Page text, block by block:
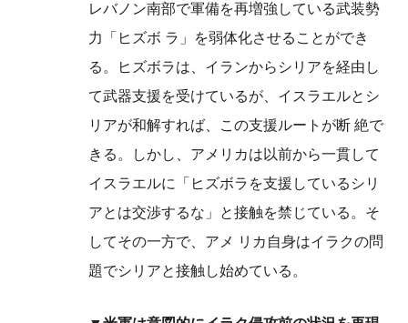
レバノン南部で軍備を再増強している武装勢
力「ヒズボ ラ」を弱体化させることができ
る。ヒズボラは、イランからシリアを経由し
て武器支援を受けているが、イスラエルとシ
リアが和解すれば、この支援ルートが断 絶で
きる。しかし、アメリカは以前から一貫して
イスラエルに「ヒズボラを支援しているシリ
アとは交渉するな」と接触を禁じている。そ
してその一方で、アメ リカ自身はイラクの問
題でシリアと接触し始めている。